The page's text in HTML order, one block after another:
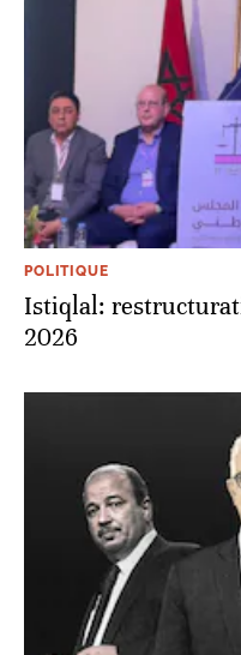
POLITIQUE
Istiqlal:
2026